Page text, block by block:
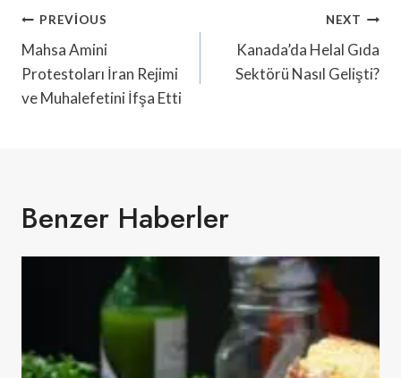
Yazı
Gezinmesi
PREVIOUS
Mahsa Amini
Protestoları İran Rejimi
ve Muhalefetini İfşa Etti
NEXT
Kanada’da Helal Gıda
Sektörü Nasıl Gelişti?
Benzer Haberler